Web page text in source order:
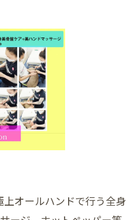
上オールハンドで行う全身